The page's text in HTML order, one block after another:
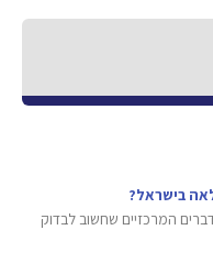
בישראל?
המרכזיים שחשוב לבדוק